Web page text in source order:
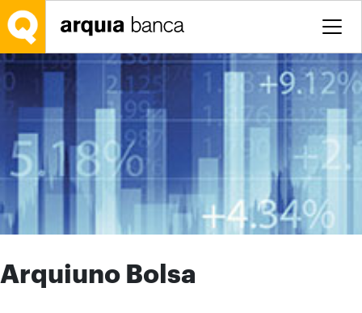
Saltar al contenido principal
Arquiuno Bolsa